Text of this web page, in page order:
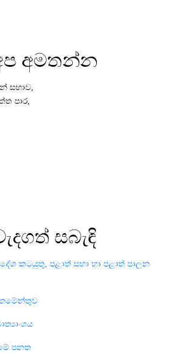
අමතන්න
සභාව,
පාර,
සබැඳි
කටයුතු, පළාත් සභා හා පළාත් පාලන
පනත